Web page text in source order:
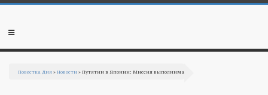
Перейти к основному содержанию
Мобильное
Повестка Дня »Новости » Путятин в Японии: Миссия выполнима